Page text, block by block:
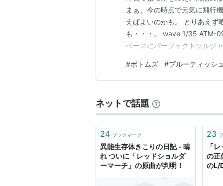
まぁ、今の時点で元気に飛行
えばよいのかも。 とりあえず
も・・・。 wave 1/35 ATM-
ベースにパーフェクトソルジ
ャーとは高性能化し常人では
された強化人間みたいなもの
#ボトムズ #ブルーティッシ
ネットで話題
24 ブックマーク
異能生存体きこりの日記 - 晴
れ ついに「レッドショルダ
ーマーチ」の原曲が判明！
23
「
の正
のL/